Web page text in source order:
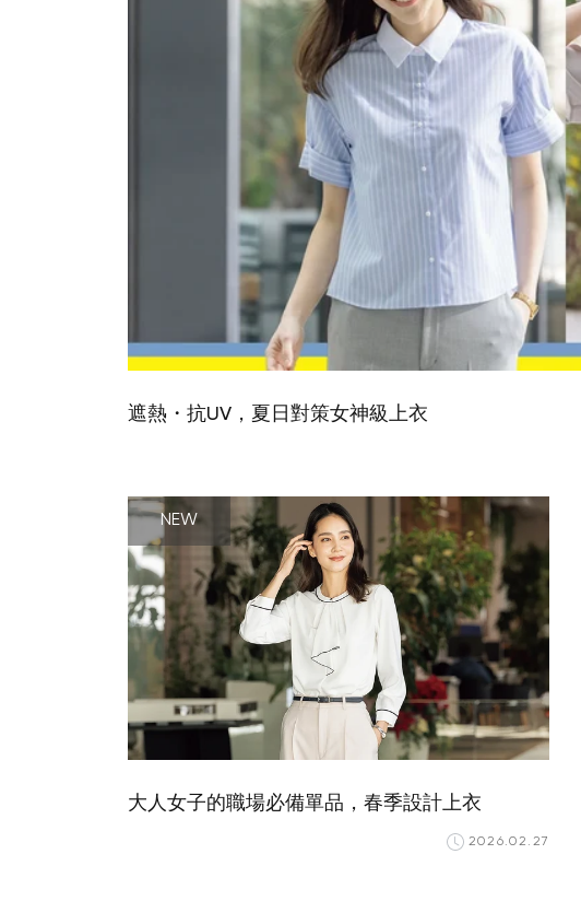
遮熱・抗UV，夏日對策女神級上衣
NEW
大人女子的職場必備單品，春季設計上衣
2026.02.27